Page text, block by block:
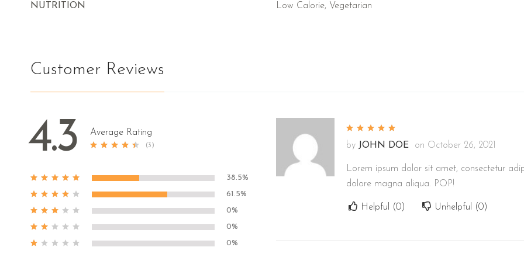
NUTRITION Low Calorie, Vegetarian
Customer Reviews
4.3 Average Rating
(3)
38.5%
61.5%
0%
0%
0%
by JOHN DOE on October 26, 2021
Lorem ipsum dolor sit amet, consectetur
dolore magna aliqua. POP!
Helpful (0) Unhelpful (0)